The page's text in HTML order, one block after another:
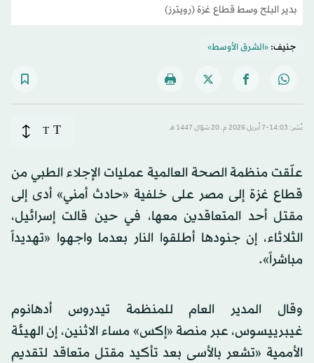
بدير البلح وسط قطاع غزة (رويترز)
جنيف:«الشرق الأوسط»
نُشر: 14:03-7 أبريل 2026 م ـ 20 شوّال 1447 هـ T
T
علّقت منظمة الصحة العالمية عمليات الإجلاء الطبي من
قطاع غزة إلى مصر على خلفية «حادث أمني» أدى إلى
مقتل أحد المتعاقدين معها، في حين قالت إسرائيل،
الثلاثاء، إن جنودها أطلقوا النار بعدما واجهوا «تهديداً
مباشراً».
وقال المدير العام للمنظمة تيدروس أدهانوم
غيبرييسوس، عبر منصة «إكس» مساء الاثنين، إن الهيئة
الأممية «تشعر بالأسى بعد تأكيد مقتل متعاقد لتقديم